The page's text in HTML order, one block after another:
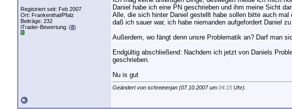
Registriert seit: Feb 2007
Ort: Frankenthal/Pfalz
Beiträge: 232
iTrader-Bewertung: (8)
Daniel habe ich eine PN geschrieben und ihm meine Sicht
Alle, die sich hinter Daniel gestellt habe sollen bitte auch
daß ich sauer war, ich habe niemanden aufgefordert Daniel
Außerdem, wo fängt denn unsre Problematik an? Darf man
Endgültig abschließend: Nachdem ich jetzt von Daniels
geschrieben.
Nu is gut
Geändert von schreinerjan (07.10.2007 um 04:15 Uhr).